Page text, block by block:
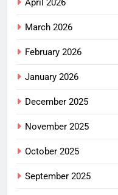
April 2026
March 2026
February 2026
January 2026
December 2025
November 2025
October 2025
September 2025